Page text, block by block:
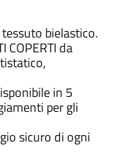
bielastico.
COPERTI da
in 5
per gli
sicuro di ogni